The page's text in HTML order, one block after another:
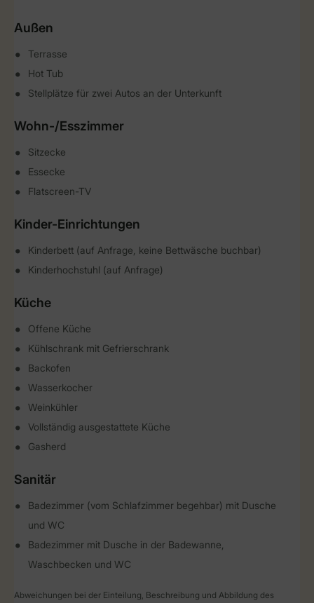
Außen
Terrasse
Hot Tub
Stellplätze für zwei Autos an der Unterkunft
Wohn-/Esszimmer
Sitzecke
Essecke
Flatscreen-TV
Kinder-Einrichtungen
Kinderbett (auf Anfrage, keine Bettwäsche buchbar)
Kinderhochstuhl (auf Anfrage)
Küche
Offene Küche
Kühlschrank mit Gefrierschrank
Backofen
Wasserkocher
Weinkühler
Vollständig ausgestattete Küche
Gasherd
Sanitär
Badezimmer (vom Schlafzimmer begehbar) mit Dusche
und WC
Badezimmer mit Dusche in der Badewanne,
Waschbecken und WC
Abweichungen bei der Einteilung, Beschreibung und Abbildung des